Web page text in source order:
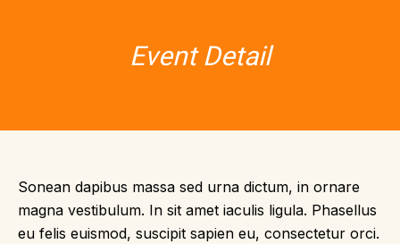
Event Detail
Sonean dapibus massa sed urna dictum, in ornare
magna vestibulum. In sit amet iaculis ligula. Phasellus
eu felis euismod, suscipit sapien eu, consectetur orci.